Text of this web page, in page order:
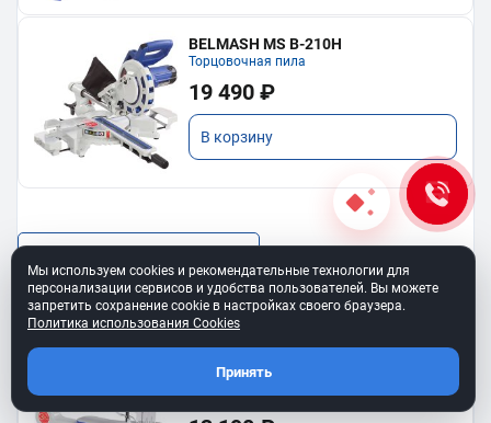
BELMASH MS B-210H
Торцовочная пила
19 490 ₽
В корзину
BELMASH SS-400VS
Лобзиковый станок
Мы используем cookies и рекомендательные технологии для
персонализации сервисов и удобства пользователей. Вы можете
запретить сохранение cookie в настройках своего браузера.
Политика использования Cookies
Принять